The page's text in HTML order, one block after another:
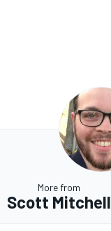
More from
Scott Mitchell